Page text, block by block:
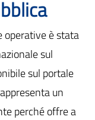
operative è stata
sul
sul portale
un
perché offre a